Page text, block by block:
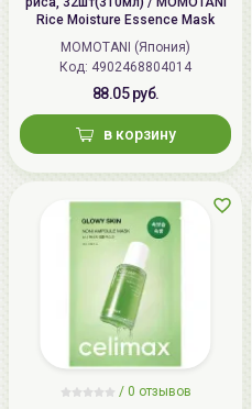
Rice Moisture Essence Mask
MOMOTANI (Япония)
Код: 4902468804014
88.05 руб.
в корзину
/ 0 отзывов